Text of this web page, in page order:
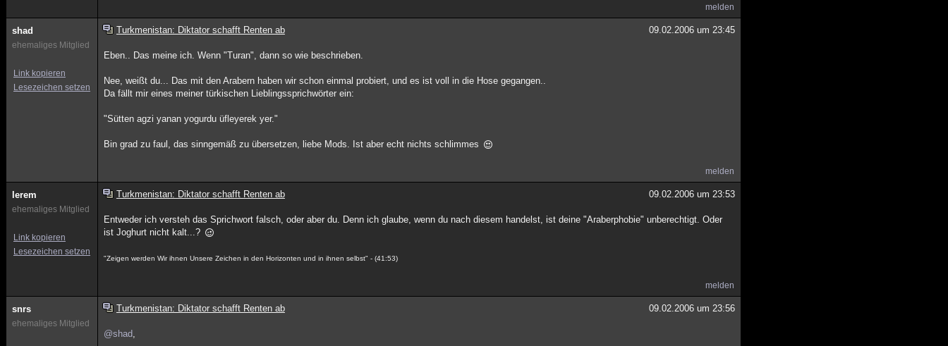
melden
shad
ehemaliges Mitglied
Link kopieren
Lesezeichen setzen
Turkmenistan: Diktator schafft Renten ab 09.02.2006 um 23:45
Eben.. Das meine ich. Wenn "Turan", dann so wie beschrieben.
Nee, weißt du... Das mit den Arabern haben wir schon einmal probiert, und es ist voll in die Hose gegangen..
Da fällt mir eines meiner türkischen Lieblingssprichwörter ein:
"Sütten agzi yanan yogurdu üfleyerek yer."
Bin grad zu faul, das sinngemäß zu übersetzen, liebe Mods. Ist aber echt nichts schlimmes
melden
lerem
ehemaliges Mitglied
Link kopieren
Lesezeichen setzen
Turkmenistan: Diktator schafft Renten ab 09.02.2006 um 23:53
Entweder ich versteh das Sprichwort falsch, oder aber du. Denn ich glaube, wenn du nach diesem handelst, ist deine "Araberphobie" unberechtigt. Oder
ist Joghurt nicht kalt...?
"Zeigen werden Wir ihnen Unsere Zeichen in den Horizonten und in ihnen selbst" - (41:53)
melden
snrs
ehemaliges Mitglied
Turkmenistan: Diktator schafft Renten ab 09.02.2006 um 23:56
@shad,